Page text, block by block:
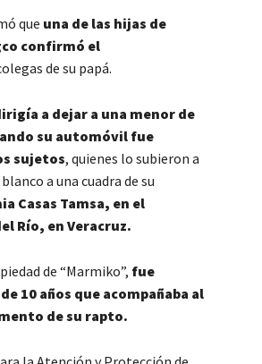
que una de las hijas de
confirmó el
de su papá.
a dejar a una menor de
su automóvil fue
sujetos, quienes lo subieron a
a una cuadra de su
Casas Tamsa, en el
Río, en Veracruz.
de “Marmiko”, fue
10 años que acompañaba al
de su rapto.